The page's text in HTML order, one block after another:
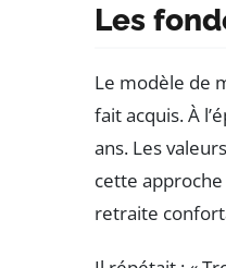
Les
Le modèle de
fait acquis. À
ans. Les
cette
retraite